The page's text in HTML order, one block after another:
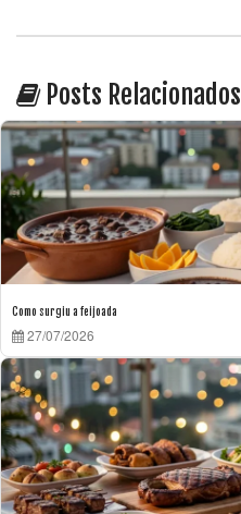
Posts Relacionados
Como surgiu a feijoada
27/07/2026